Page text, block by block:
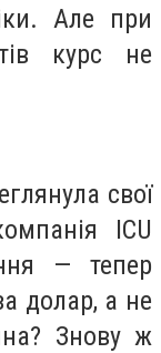
Але при
курс не
свої
ICU
— тепер
долар, а не
Знову ж